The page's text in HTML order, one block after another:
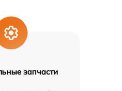
запчасти